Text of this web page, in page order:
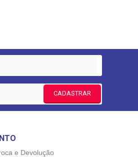
CADASTRAR
e Devolução